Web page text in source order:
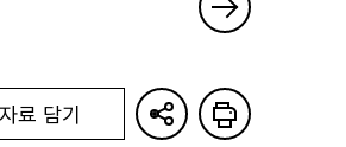
료 담기